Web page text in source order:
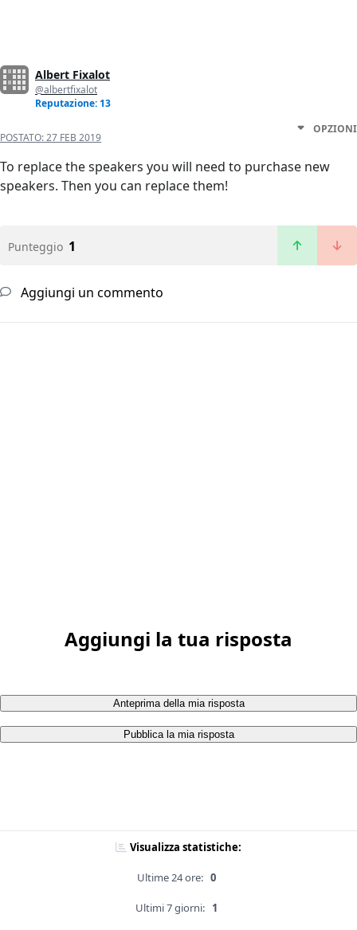
Albert Fixalot
@albertfixalot
Reputazione: 13
POSTATO:27 FEB 2019
OPZIONI
To replace the speakers you will need to purchase new
speakers. Then you can replace them!
Punteggio 1
Aggiungi un commento
Aggiungi la tua risposta
Anteprima della mia risposta
Pubblica la mia risposta
Visualizza statistiche:
Ultime 24 ore: 0
Ultimi 7 giorni: 1